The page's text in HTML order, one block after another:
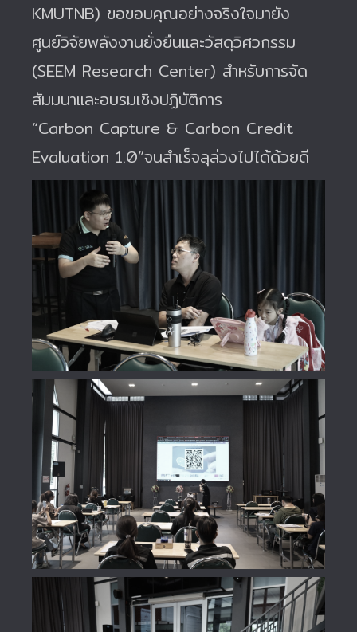
KMUTNB) ขอขอบคุณอย่างจริงใจมายัง
ศูนย์วิจัยพลังงานยั่งยืนและวัสดุวิศวกรรม
(SEEM Research Center) สำหรับการจัด
สัมมนาและอบรมเชิงปฏิบัติการ
“Carbon Capture & Carbon Credit
Evaluation 1.0”จนสำเร็จลุล่วงไปได้ด้วยดี